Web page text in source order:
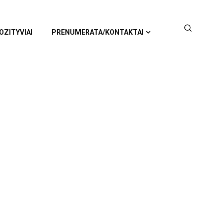
PRENUMERATA/KONTAKTAI